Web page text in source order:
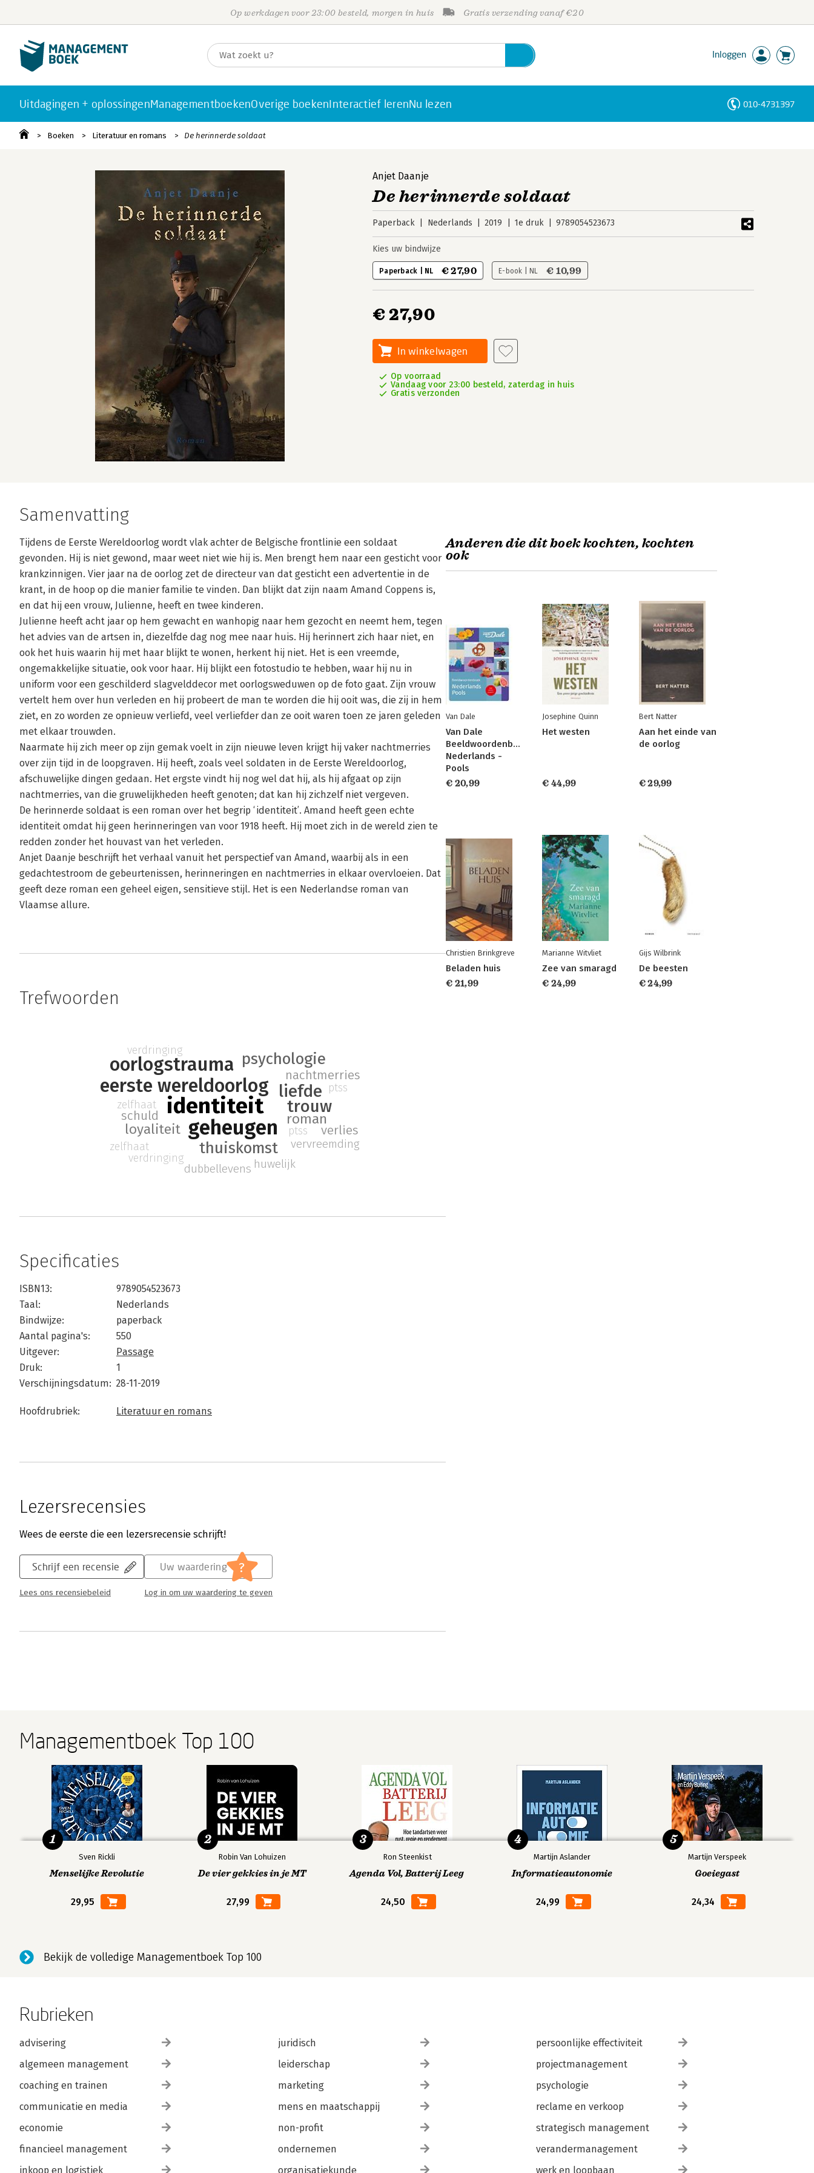
Op werkdagen voor 23:00 besteld, morgen in huis Gratis verzending vanaf €20
Inloggen
Uitdagingen + oplossingenManagementboekenOverige boekenInteractief lerenNu lezen 010-4731397
Boeken Literatuur en romans De herinnerde soldaat
Anjet Daanje
De herinnerde soldaat
Paperback Nederlands 2019 1e druk 9789054523673
Kies uw bindwijze
Paperback | NL € 27,90 E-book | NL € 10,99
€ 27,90
In winkelwagen
Op voorraad
Vandaag voor 23:00 besteld, zaterdag in huis
Gratis verzonden
Samenvatting
Tijdens de Eerste Wereldoorlog wordt vlak achter de Belgische frontlinie een soldaat
gevonden. Hij is niet gewond, maar weet niet wie hij is. Men brengt hem naar een gesticht voor
krankzinnigen. Vier jaar na de oorlog zet de directeur van dat gesticht een advertentie in de
krant, in de hoop op die manier familie te vinden. Dan blijkt dat zijn naam Amand Coppens is,
en dat hij een vrouw, Julienne, heeft en twee kinderen.
Julienne heeft acht jaar op hem gewacht en wanhopig naar hem gezocht en neemt hem, tegen
het advies van de artsen in, diezelfde dag nog mee naar huis. Hij herinnert zich haar niet, en
ook het huis waarin hij met haar blijkt te wonen, herkent hij niet. Het is een vreemde,
ongemakkelijke situatie, ook voor haar. Hij blijkt een fotostudio te hebben, waar hij nu in
uniform voor een geschilderd slagvelddecor met oorlogsweduwen op de foto gaat. Zijn vrouw
vertelt hem over hun verleden en hij probeert de man te worden die hij ooit was, die zij in hem
ziet, en zo worden ze opnieuw verliefd, veel verliefder dan ze ooit waren toen ze jaren geleden
met elkaar trouwden.
Naarmate hij zich meer op zijn gemak voelt in zijn nieuwe leven krijgt hij vaker nachtmerries
over zijn tijd in de loopgraven. Hij heeft, zoals veel soldaten in de Eerste Wereldoorlog,
afschuwelijke dingen gedaan. Het ergste vindt hij nog wel dat hij, als hij afgaat op zijn
nachtmerries, van die gruwelijkheden heeft genoten; dat kan hij zichzelf niet vergeven.
De herinnerde soldaat is een roman over het begrip ‘identiteit’. Amand heeft geen echte
identiteit omdat hij geen herinneringen van voor 1918 heeft. Hij moet zich in de wereld zien te
redden zonder het houvast van het verleden.
Anjet Daanje beschrijft het verhaal vanuit het perspectief van Amand, waarbij als in een
gedachtestroom de gebeurtenissen, herinneringen en nachtmerries in elkaar overvloeien. Dat
geeft deze roman een geheel eigen, sensitieve stijl. Het is een Nederlandse roman van
Vlaamse allure.
Trefwoorden
identiteit
geheugen
eerste wereldoorlog
oorlogstrauma
liefde
trouw
thuiskomst
psychologie
roman
loyaliteit
nachtmerries
schuld
verlies
vervreemding
huwelijk
dubbellevens
ptss
verdringing
zelfhaat
ptss
verdringing
zelfhaat
Specificaties
ISBN13:
9789054523673
Taal:
Nederlands
Bindwijze:
paperback
Aantal pagina's:
550
Uitgever:
Passage
Druk:
1
Verschijningsdatum: 28-11-2019
Hoofdrubriek: Literatuur en romans
Lezersrecensies
Wees de eerste die een lezersrecensie schrijft!
Schrijf een recensie
Lees ons recensiebeleid
Uw waardering ?
Log in om uw waardering te geven
Anderen die dit boek kochten, kochten
ook
Van Dale
Van Dale
Beeldwoordenboek
Nederlands -
Pools
€ 20,99
Josephine Quinn
Het westen
€ 44,99
Bert Natter
Aan het einde van
de oorlog
€ 29,99
Christien Brinkgreve
Beladen huis
€ 21,99
Marianne Witvliet
Zee van smaragd
€ 24,99
Gijs Wilbrink
De beesten
€ 24,99
Managementboek Top 100
Sven Rickli
Menselijke Revolutie
29,95
1
Robin Van Lohuizen
De vier gekkies in je MT
27,99
2
Ron Steenkist
Agenda Vol, Batterij Leeg
24,50
3
Martijn Aslander
Informatieautonomie
24,99
4
Martijn Verspeek
Goeiegast
24,34
5
Bekijk de volledige Managementboek Top 100
Rubrieken
advisering
algemeen management
coaching en trainen
communicatie en media
economie
financieel management
inkoop en logistiek
juridisch
leiderschap
marketing
mens en maatschappij
non-profit
ondernemen
organisatiekunde
persoonlijke effectiviteit
projectmanagement
psychologie
reclame en verkoop
strategisch management
verandermanagement
werk en loopbaan
Personen